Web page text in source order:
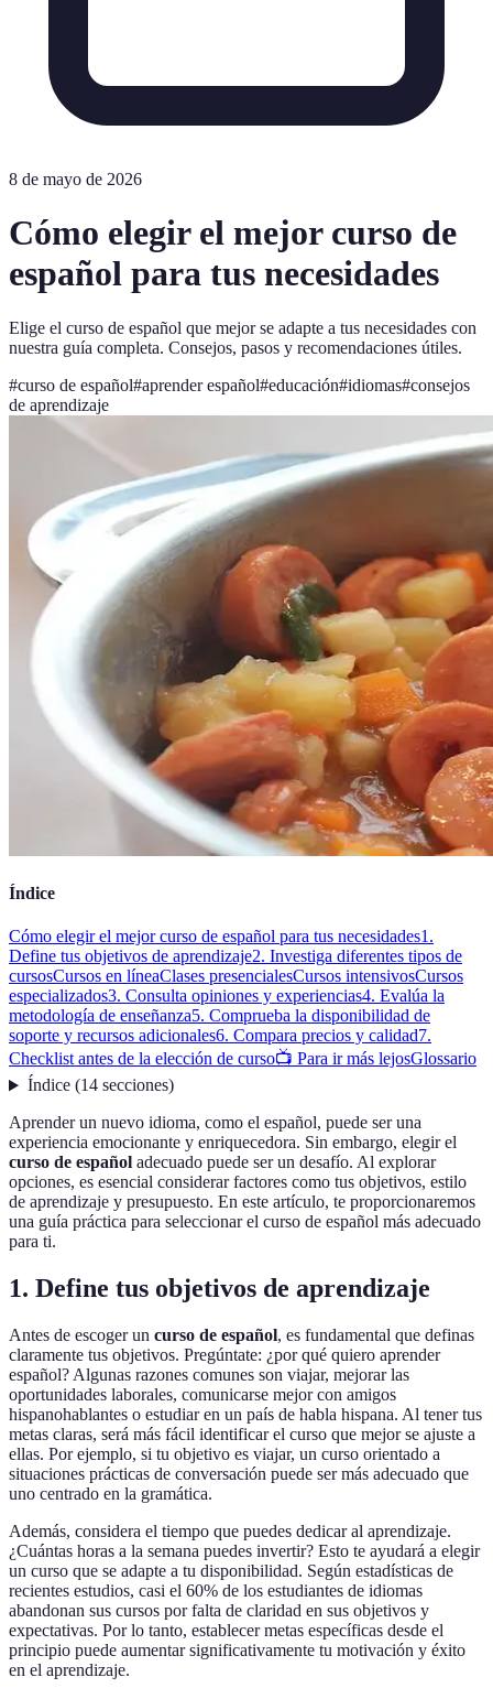
8 de mayo de 2026
Cómo elegir el mejor curso de
español para tus necesidades
Elige el curso de español que mejor se adapte a tus necesidades con
nuestra guía completa. Consejos, pasos y recomendaciones útiles.
#curso de español#aprender español#educación#idiomas#consejos
de aprendizaje
Índice
Cómo elegir el mejor curso de español para tus necesidades1.
Define tus objetivos de aprendizaje2. Investiga diferentes tipos de
cursosCursos en líneaClases presencialesCursos intensivosCursos
especializados3. Consulta opiniones y experiencias4. Evalúa la
metodología de enseñanza5. Comprueba la disponibilidad de
soporte y recursos adicionales6. Compara precios y calidad7.
Checklist antes de la elección de curso📺 Para ir más lejosGlossario
Índice(14 secciones)
Aprender un nuevo idioma, como el español, puede ser una
experiencia emocionante y enriquecedora. Sin embargo, elegir el
curso de español adecuado puede ser un desafío. Al explorar
opciones, es esencial considerar factores como tus objetivos, estilo
de aprendizaje y presupuesto. En este artículo, te proporcionaremos
una guía práctica para seleccionar el curso de español más adecuado
para ti.
1. Define tus objetivos de aprendizaje
Antes de escoger un curso de español, es fundamental que definas
claramente tus objetivos. Pregúntate: ¿por qué quiero aprender
español? Algunas razones comunes son viajar, mejorar las
oportunidades laborales, comunicarse mejor con amigos
hispanohablantes o estudiar en un país de habla hispana. Al tener tus
metas claras, será más fácil identificar el curso que mejor se ajuste a
ellas. Por ejemplo, si tu objetivo es viajar, un curso orientado a
situaciones prácticas de conversación puede ser más adecuado que
uno centrado en la gramática.
Además, considera el tiempo que puedes dedicar al aprendizaje.
¿Cuántas horas a la semana puedes invertir? Esto te ayudará a elegir
un curso que se adapte a tu disponibilidad. Según estadísticas de
recientes estudios, casi el 60% de los estudiantes de idiomas
abandonan sus cursos por falta de claridad en sus objetivos y
expectativas. Por lo tanto, establecer metas específicas desde el
principio puede aumentar significativamente tu motivación y éxito
en el aprendizaje.